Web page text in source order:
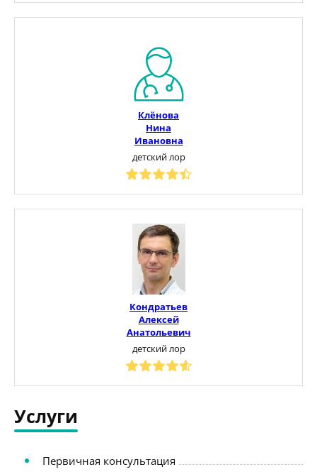
Клёнова
Нина
Ивановна
детский лор
Кондратьев
Алексей
Анатольевич
детский лор
Услуги
Первичная консультация